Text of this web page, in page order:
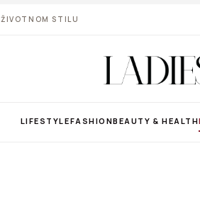
STILU
LIFESTYLEFASHIONBEAUTY & HEALTH